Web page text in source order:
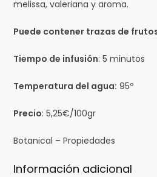
melissa, valeriana y aroma.
Puede contener trazas de
Tiempo de infusión: 5 minutos
Temperatura del agua: 95º
Precio: 5,25€/100gr
Botanical – Propiedades
Información adicional